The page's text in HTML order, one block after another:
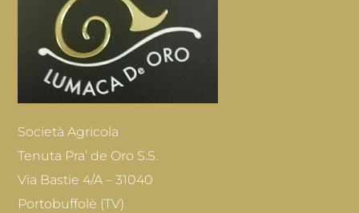
Società Agricola
Tenuta Pra’ de Oro S.S.
Via Bastie 4/A – 31040
Portobuffolè (TV)